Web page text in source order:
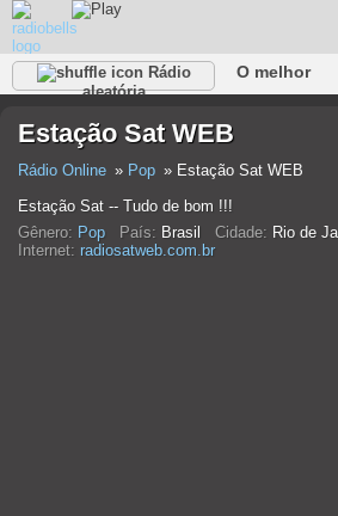
Rádio
aleatória
O melhor
Rap
Falk Jazz Bebê
Estação Sat WEB
Rádio Online Pop
Estação Sat WEB
Estação Sat -- Tudo de bom !!!
Gênero: Pop País: Brasil Cidade: Rio de
Internet: radiosatweb.com.br